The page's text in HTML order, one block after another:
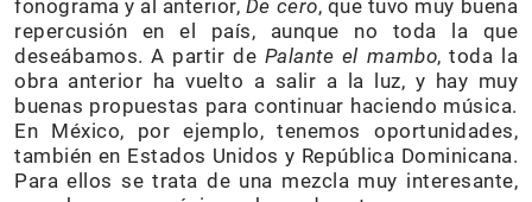
fonograma y al anterior, De cero, que tuvo muy buena
repercusión en el país, aunque no toda la que
deseábamos. A partir de Palante el mambo, toda la
obra anterior ha vuelto a salir a la luz, y hay muy
buenas propuestas para continuar haciendo música.
En México, por ejemplo, tenemos oportunidades,
también en Estados Unidos y República Dominicana.
Para ellos se trata de una mezcla muy interesante,